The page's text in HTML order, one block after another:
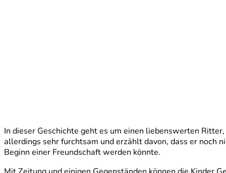
In dieser Geschichte geht es um einen liebenswerten
allerdings sehr furchtsam und erzählt davon, dass er noch
Beginn einer Freundschaft werden könnte.